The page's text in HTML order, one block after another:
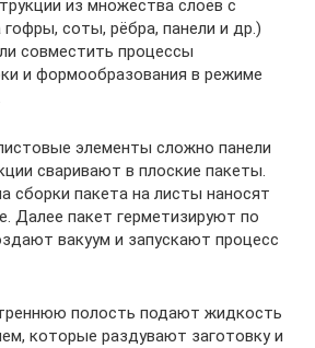
из множества слоёв с
соты, рёбра, панели и др.)
совместить процессы
и формообразования в режиме
элементы сложно панели
сваривают в плоские пакеты.
сборки пакета на листы наносят
Далее пакет герметизируют по
вакуум и запускают процесс
полость подают жидкость
которые раздувают заготовку и